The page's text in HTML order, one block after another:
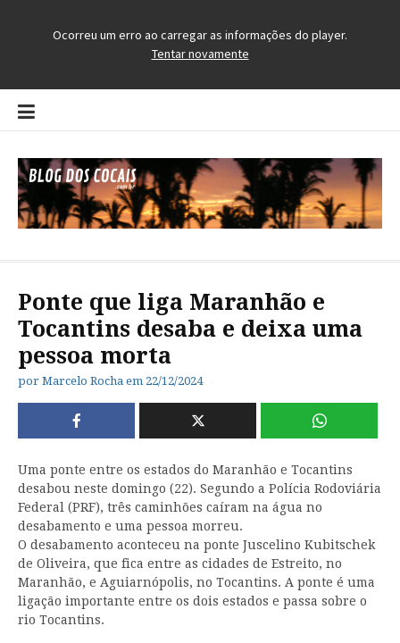
Pular
para
conteúdo
Ponte que liga Maranhão e
Tocantins desaba e deixa uma
pessoa morta
por Marcelo Rocha em 22/12/2024
Uma ponte entre os estados do Maranhão e Tocantins
desabou neste domingo (22). Segundo a Polícia Rodoviária
Federal (PRF), três caminhões caíram na água no
desabamento e uma pessoa morreu.
O desabamento aconteceu na ponte Juscelino Kubitschek
de Oliveira, que fica entre as cidades de Estreito, no
Maranhão, e Aguiarnópolis, no Tocantins. A ponte é uma
ligação importante entre os dois estados e passa sobre o
rio Tocantins.